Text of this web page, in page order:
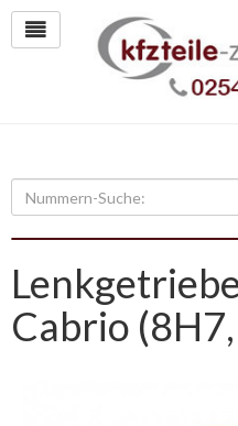
Cabrio